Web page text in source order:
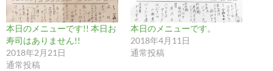
本日のメニューです!! 本日お
寿司はありません!!
2018年2月21日
通常投稿
本日のメニューです。
2018年4月11日
通常投稿